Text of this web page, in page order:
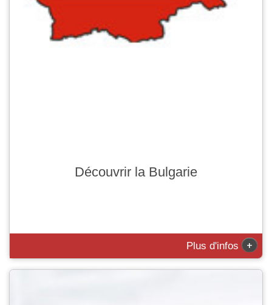
Découvrir la Bulgarie
Plus d'infos +